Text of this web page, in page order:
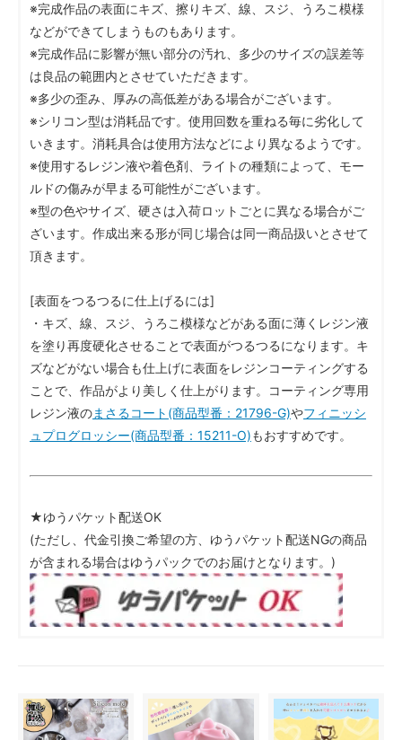
※完成作品の表面にキズ、擦りキズ、線、スジ、うろこ模様
などができてしまうものもあります。
※完成作品に影響が無い部分の汚れ、多少のサイズの誤差等
は良品の範囲内とさせていただきます。
※多少の歪み、厚みの高低差がある場合がございます。
※シリコン型は消耗品です。使用回数を重ねる毎に劣化して
いきます。消耗具合は使用方法などにより異なるようです。
※使用するレジン液や着色剤、ライトの種類によって、モー
ルドの傷みが早まる可能性がございます。
※型の色やサイズ、硬さは入荷ロットごとに異なる場合がご
ざいます。作成出来る形が同じ場合は同一商品扱いとさせて
頂きます。
[表面をつるつるに仕上げるには]
・キズ、線、スジ、うろこ模様などがある面に薄くレジン液
を塗り再度硬化させることで表面がつるつるになります。キ
ズなどがない場合も仕上げに表面をレジンコーティングする
ことで、作品がより美しく仕上がります。コーティング専用
レジン液のまさるコート(商品型番：21796-G)やフィニッシ
ュプログロッシー(商品型番：15211-O)もおすすめです。
★ゆうパケット配送OK
(ただし、代金引換ご希望の方、ゆうパケット配送NGの商品
が含まれる場合はゆうパックでのお届けとなります。)